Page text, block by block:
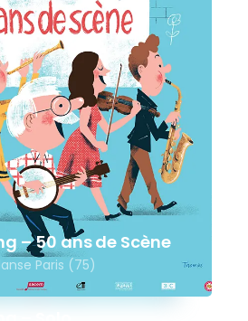
– 50 ans de Scène
Paris (75)